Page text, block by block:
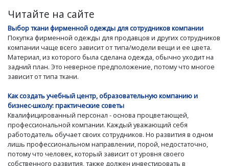
Читайте на сайте
Выбор ткани фирменной одежды для сотрудников компании
Покупка фирменной одежды для продавцов и других сотрудников
компании чаще всего зависит от типа/модели вещи и ее цвета.
Материал, из которого была сделана одежда, обычно уходит на
задний план. Это неверное предположение, потому что многое
зависит от типа ткани.
Как создать учебный центр, образовательную компанию и
бизнес-школу: практические советы
Квалифицированный персонал - основа процветающей,
профессиональной компании. Каждый уважающий себя
работодатель обучает своих сотрудников. Но развития в одном
лишь профессиональном направлении, порой, недостаточно,
потому что человек, который зависит от уровня своего
собственного развития, также должен инвестировать в